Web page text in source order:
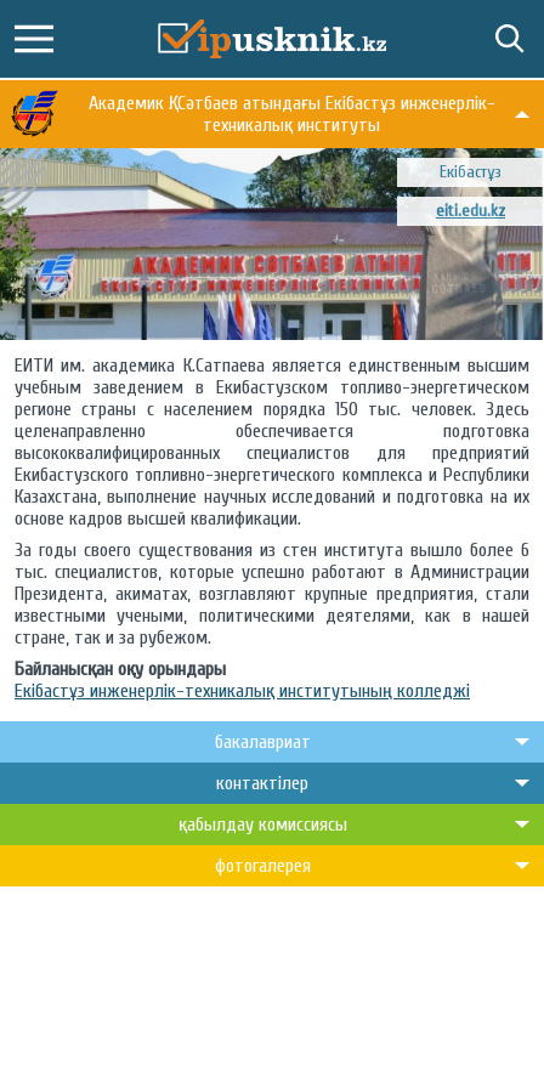
Академик Қ. Сәтбаев атындағы Екібастұз инженерлік-
техникалық институты
Екібастұз
eiti.edu.kz
ЕИТИ им. академика К.Сатпаева является единственным высшим
учебным заведением в Екибастузском топливо-энергетическом
регионе страны с населением порядка 150 тыс. человек. Здесь
целенаправленно обеспечивается подготовка
высококвалифицированных специалистов для предприятий
Екибастузского топливно-энергетического комплекса и Республики
Казахстана, выполнение научных исследований и подготовка на их
основе кадров высшей квалификации.
За годы своего существования из стен института вышло более 6
тыс. специалистов, которые успешно работают в Администрации
Президента, акиматах, возглавляют крупные предприятия, стали
известными учеными, политическими деятелями, как в нашей
стране, так и за рубежом.
Байланысқан оқу орындары
Екібастұз инженерлік-техникалық институтының колледжі
бакалавриат
контактілер
қабылдау комиссиясы
фотогалерея